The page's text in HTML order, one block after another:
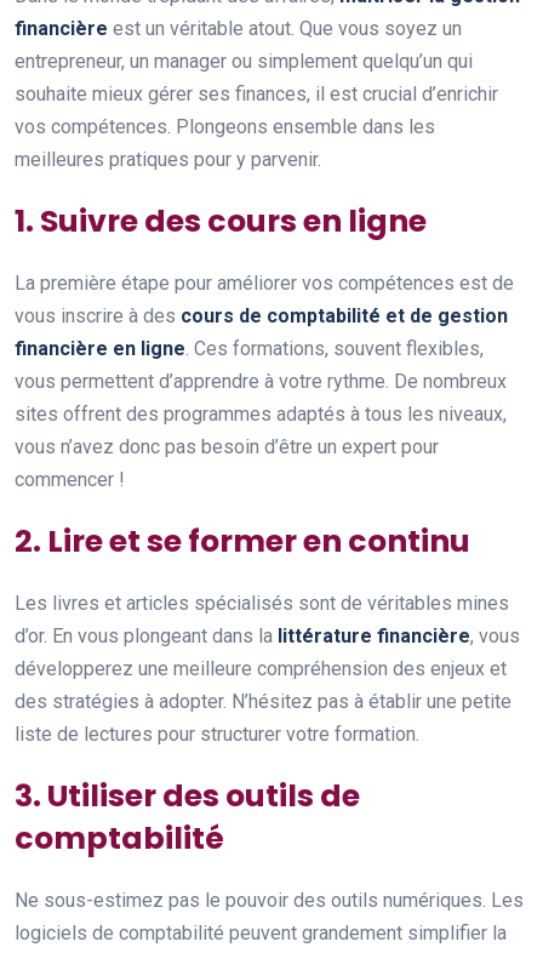
financière est un véritable atout. Que vous soyez un
entrepreneur, un manager ou simplement quelqu’un qui
souhaite mieux gérer ses finances, il est crucial d’enrichir
vos compétences. Plongeons ensemble dans les
meilleures pratiques pour y parvenir.
1. Suivre des cours en ligne
La première étape pour améliorer vos compétences est de
vous inscrire à des cours de comptabilité et de gestion
financière en ligne. Ces formations, souvent flexibles,
vous permettent d’apprendre à votre rythme. De nombreux
sites offrent des programmes adaptés à tous les niveaux,
vous n’avez donc pas besoin d’être un expert pour
commencer !
2. Lire et se former en continu
Les livres et articles spécialisés sont de véritables mines
d’or. En vous plongeant dans la littérature financière, vous
développerez une meilleure compréhension des enjeux et
des stratégies à adopter. N’hésitez pas à établir une petite
liste de lectures pour structurer votre formation.
3. Utiliser des outils de
comptabilité
Ne sous-estimez pas le pouvoir des outils numériques. Les
logiciels de comptabilité peuvent grandement simplifier la